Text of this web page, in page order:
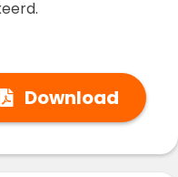
Download